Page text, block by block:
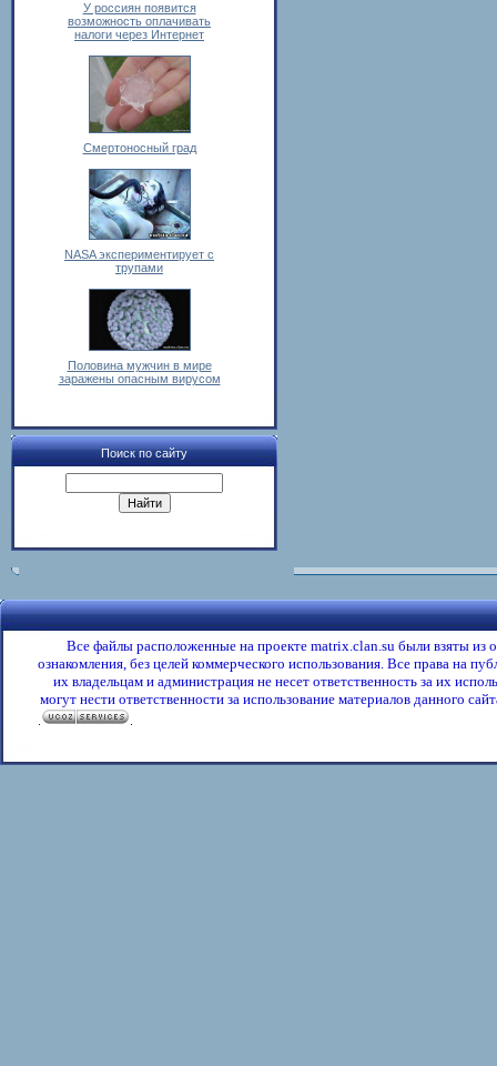
У россиян появится
возможность оплачивать
налоги через Интернет
Смертоносный град
NASA экспериментирует с
трупами
Половина мужчин в мире
заражены опасным вирусом
Поиск по сайту
Все файлы расположенные на проекте matrix.clan.su были взяты из
ознакомления, без целей коммерческого использования. Все права на
их владельцам и администрация не несет ответственность за их
могут нести ответственности за использование материалов данного